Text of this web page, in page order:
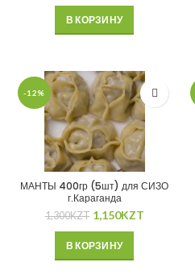
В КОРЗИНУ
-12%
МАНТЫ 400гр (5шт) для СИЗО
г.Караганда
1,300KZT 1,150KZT
В КОРЗИНУ